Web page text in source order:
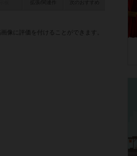
作 次のおすすめ
像に評価を付けることができます。